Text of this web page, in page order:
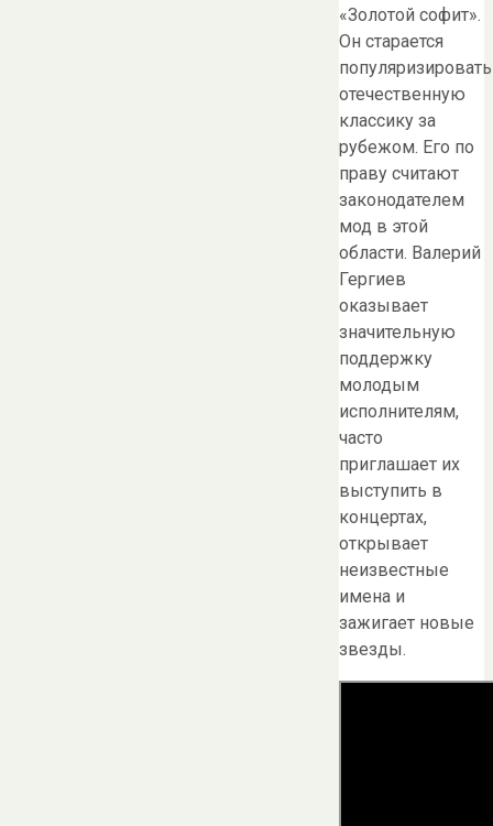
«Золотой софит».
Он старается
популяризировать
отечественную
классику за
рубежом. Его по
праву считают
законодателем
мод в этой
области. Валерий
Гергиев
оказывает
значительную
поддержку
молодым
исполнителям,
часто
приглашает их
выступить в
концертах,
открывает
неизвестные
имена и
зажигает новые
звезды.